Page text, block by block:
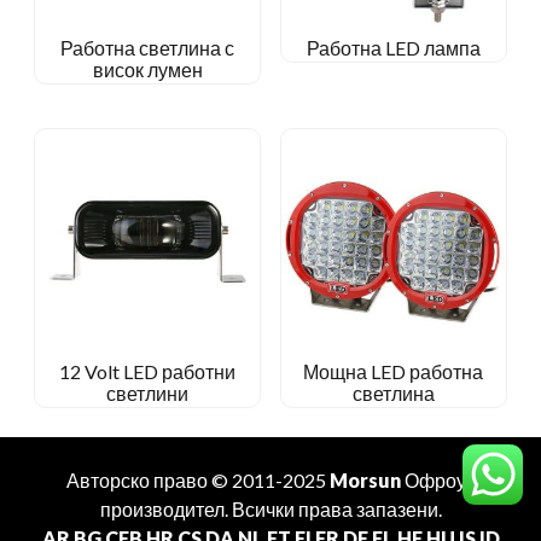
Работна светлина с
висок лумен
Работна LED лампа
12 Volt LED работни
светлини
Мощна LED работна
светлина
Авторско право © 2011-2025 MorsunОфроуд
производител. Всички права запазени.